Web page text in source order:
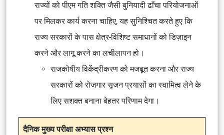
राज्यों को पीएम गति शक्ति जैसी बुनियादी ढाँचा परियोजनाओं
पर मिलकर कार्य करना चाहिए, यह सुनिश्चित करते हुए कि
राज्य सरकारों के पास क्षेत्र-विशिष्ट समाधानों को डिज़ाइन
करने और लागू करने का लचीलापन हो।
राजकोषीय विकेंद्रीकरण को मजबूत करना और राज्य
सरकारों को रोजगार सृजन प्रयासों का स्वामित्व लेने के
लिए सशक्त बनाना बेहतर परिणाम देगा।
दैनिक मुख्य परीक्षा अभ्यास प्रश्न